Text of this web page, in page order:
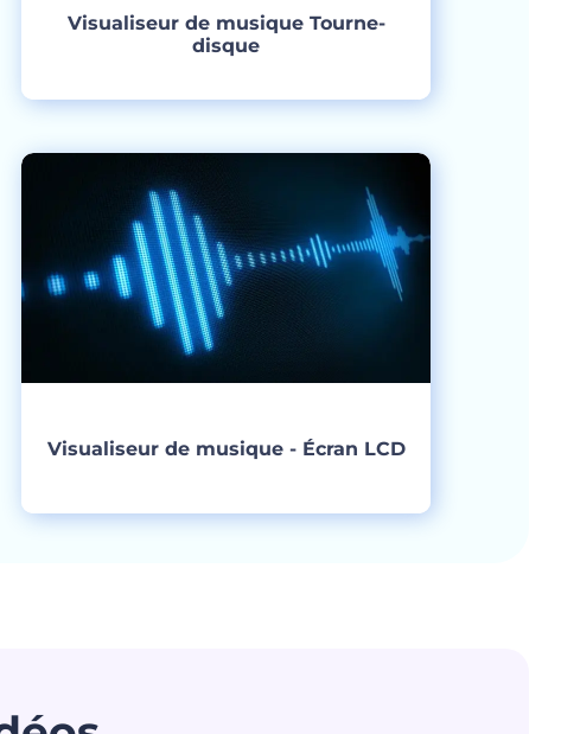
Visualiseur de musique Tourne-
disque
Visualiseur de musique - Écran LCD